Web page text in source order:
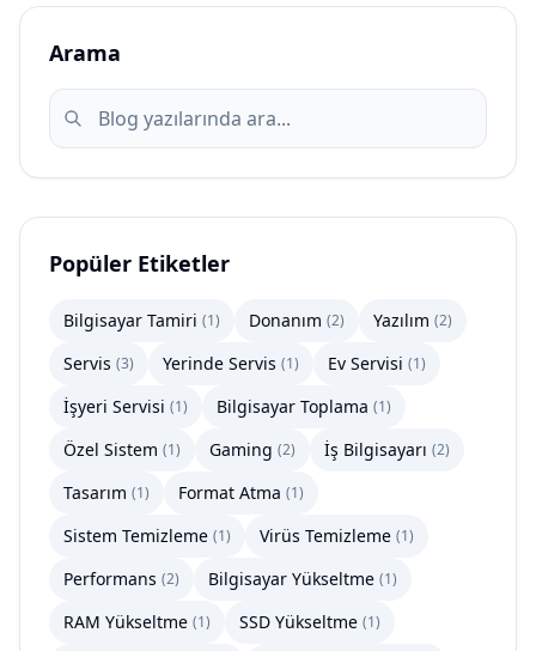
Arama
Popüler Etiketler
Bilgisayar Tamiri (1) Donanım (2) Yazılım (2)
Servis (3) Yerinde Servis (1) Ev Servisi (1)
İşyeri Servisi (1) Bilgisayar Toplama (1)
Özel Sistem (1) Gaming (2) İş Bilgisayarı (2)
Tasarım (1) Format Atma (1)
Sistem Temizleme (1) Virüs Temizleme (1)
Performans (2) Bilgisayar Yükseltme (1)
RAM Yükseltme (1) SSD Yükseltme (1)